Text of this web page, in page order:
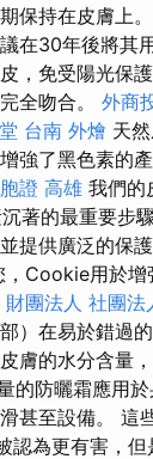
保持在皮膚上。
在30年後將其
，免受陽光保
全吻合。 外商
台南 外燴 天
強了黑色素的
證 高雄 我們的
著的最重要步
提供廣泛的保護
Cookie用於增
財團法人 社團法
）在易於錯過
膚的水分含量
的防曬霜應用
甚至設備。 這
認為更有害，